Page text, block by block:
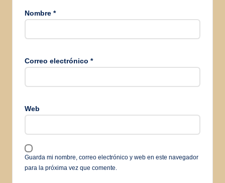
Nombre *
Correo electrónico *
Web
Guarda mi nombre, correo electrónico y web en este navegador
para la próxima vez que comente.